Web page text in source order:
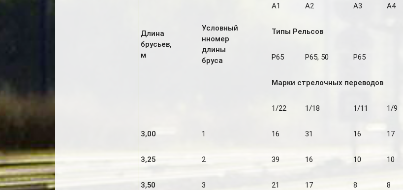
Длина
брусьев,
м
Условный
нномер
длины
бруса
А1 А2 А3 А4
Типы Рельсов
Р65 Р65, 50 Р65
Марки стрелочных переводов
1/22 1/18 1/11 1/9
3,00 1 16 31 16 17
3,25 2 39 16 10 10
3,50 3 21 17 8 8